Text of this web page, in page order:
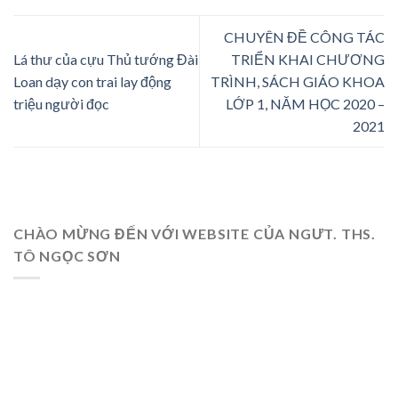
Lá thư của cựu Thủ tướng Đài
Loan dạy con trai lay động
triệu người đọc
CHUYÊN ĐỀ CÔNG TÁC
TRIỂN KHAI CHƯƠNG
TRÌNH, SÁCH GIÁO KHOA
LỚP 1, NĂM HỌC 2020 –
2021
CHÀO MỪNG ĐẾN VỚI WEBSITE CỦA NGƯT. THS.
TÔ NGỌC SƠN